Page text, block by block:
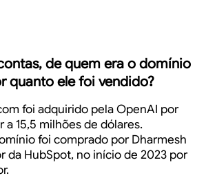
de quem era o domínio
quanto ele foi vendido?
foi adquirido pela OpenAI por
a15,5 milhões de dólares.
foi comprado por Dharmesh
da HubSpot, no início de 2023 por